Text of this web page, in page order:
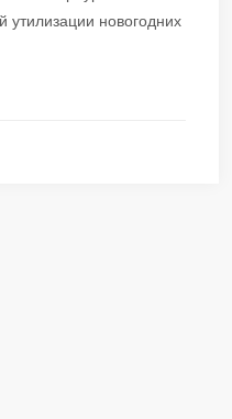
утилизации новогодних